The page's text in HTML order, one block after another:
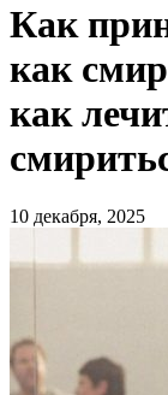
Как
как
как
10 декабря, 2025